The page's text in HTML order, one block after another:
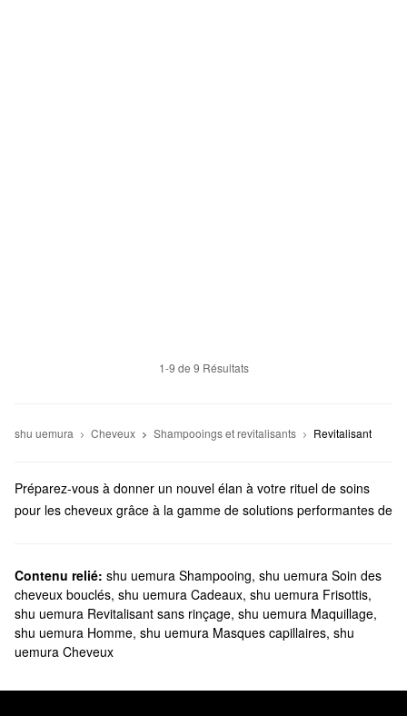
1-9 de 9 Résultats
shu uemura Cheveux Shampooings et revitalisants Revitalisant
Préparez-vous à donner un nouvel élan à votre rituel de soins
pour les cheveux grâce à la gamme de solutions performantes de
priorités.
Sephora vend-elle les produits shu uemura?
Sephora vend de nombreux produits pour les cheveux shu
uemura. À la recherched’un shampoing et revitalisant? Nous
proposons des options sans danger pour les cheveux, des
Contenu relié: shu uemura Shampooing, shu uemura Soin des
cheveux bouclés, shu uemura Cadeaux, shu uemura Frisottis,
shu uemura Revitalisant sans rinçage, shu uemura Maquillage,
shu uemura Homme, shu uemura Masques capillaires, shu
uemura Cheveux